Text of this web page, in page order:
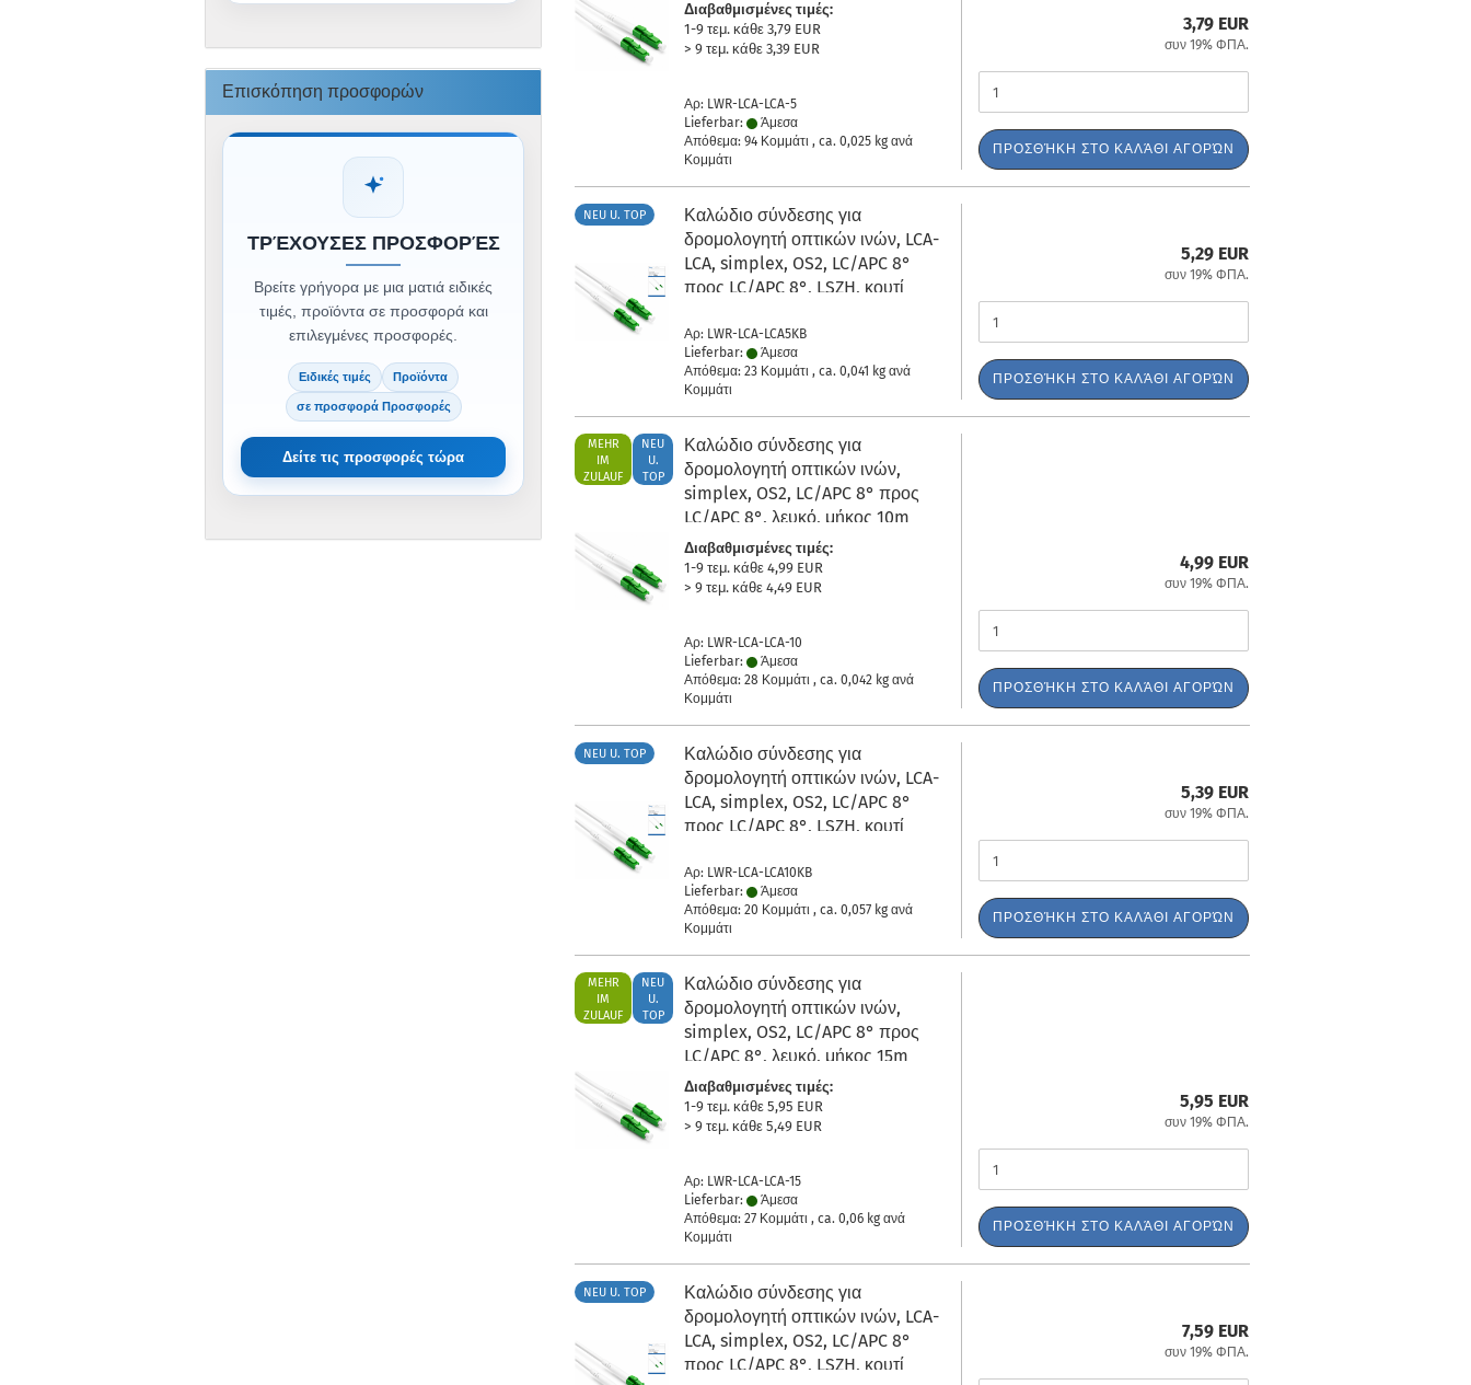
Διαβαθμισμένες τιμές:
1-9 τεμ. κάθε 3,79 EUR
> 9 τεμ. κάθε 3,39 EUR
Αρ: LWR-LCA-LCA-5
Lieferbar:
Άμεσα
Απόθεμα: 94 Κομμάτι , ca.0,025 kg ανά
Κομμάτι
3,79 EUR
συν 19% ΦΠΑ.
ΠΡΟΣΘΉΚΗ ΣΤΟ ΚΑΛΆΘΙ ΑΓΟΡΏΝ
NEU U. TOP
Καλώδιο σύνδεσης για
δρομολογητή οπτικών ινών, LCA-
LCA, simplex, OS2, LC/APC 8°
προς LC/APC 8°, LSZH, κουτί
Αρ: LWR-LCA-LCA5KB
Lieferbar:
Άμεσα
Απόθεμα: 23 Κομμάτι , ca.0,041 kg ανά
Κομμάτι
5,29 EUR
συν 19% ΦΠΑ.
ΠΡΟΣΘΉΚΗ ΣΤΟ ΚΑΛΆΘΙ ΑΓΟΡΏΝ
MEHR
IM
ZULAUF
NEU
U.
TOP
Καλώδιο σύνδεσης για
δρομολογητή οπτικών ινών,
simplex, OS2, LC/APC 8° προς
LC/APC 8°, λευκό, μήκος 10m
Διαβαθμισμένες τιμές:
1-9 τεμ. κάθε 4,99 EUR
> 9 τεμ. κάθε 4,49 EUR
Αρ: LWR-LCA-LCA-10
Lieferbar:
Άμεσα
Απόθεμα: 28 Κομμάτι , ca.0,042 kg ανά
Κομμάτι
4,99 EUR
συν 19% ΦΠΑ.
ΠΡΟΣΘΉΚΗ ΣΤΟ ΚΑΛΆΘΙ ΑΓΟΡΏΝ
NEU U. TOP
Καλώδιο σύνδεσης για
δρομολογητή οπτικών ινών, LCA-
LCA, simplex, OS2, LC/APC 8°
προς LC/APC 8°, LSZH, κουτί
Αρ: LWR-LCA-LCA10KB
Lieferbar:
Άμεσα
Απόθεμα: 20 Κομμάτι , ca.0,057 kg ανά
Κομμάτι
5,39 EUR
συν 19% ΦΠΑ.
ΠΡΟΣΘΉΚΗ ΣΤΟ ΚΑΛΆΘΙ ΑΓΟΡΏΝ
MEHR
IM
ZULAUF
NEU
U.
TOP
Καλώδιο σύνδεσης για
δρομολογητή οπτικών ινών,
simplex, OS2, LC/APC 8° προς
LC/APC 8°, λευκό, μήκος 15m
Διαβαθμισμένες τιμές:
1-9 τεμ. κάθε 5,95 EUR
> 9 τεμ. κάθε 5,49 EUR
Αρ: LWR-LCA-LCA-15
Lieferbar:
Άμεσα
Απόθεμα: 27 Κομμάτι , ca.0,06 kg ανά
Κομμάτι
5,95 EUR
συν 19% ΦΠΑ.
ΠΡΟΣΘΉΚΗ ΣΤΟ ΚΑΛΆΘΙ ΑΓΟΡΏΝ
NEU U. TOP
Καλώδιο σύνδεσης για
δρομολογητή οπτικών ινών, LCA-
LCA, simplex, OS2, LC/APC 8°
προς LC/APC 8°, LSZH, κουτί
7,59 EUR
συν 19% ΦΠΑ.
Επισκόπηση προσφορών
ΤΡΈΧΟΥΣΕΣ ΠΡΟΣΦΟΡΈΣ
Βρείτε γρήγορα με μια ματιά ειδικές
τιμές, προϊόντα σε προσφορά και
επιλεγμένες προσφορές.
Ειδικές τιμές Προϊόντα
σε προσφορά Προσφορές
Δείτε τις προσφορές τώρα